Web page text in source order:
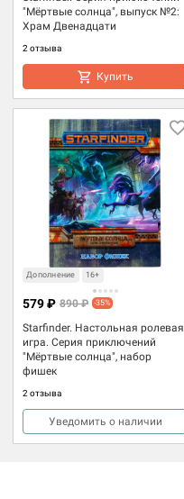
"Мёртвые солнца", выпуск №2:
Храм Двенадцати
2 отзыва
Купить
Дополнение 16+
Starfinder. Настольная ролевая
игра. Серия приключений
"Мёртвые солнца", набор
фишек
2 отзыва
579 ₽ 890 ₽ -35%
Уведомить о наличии